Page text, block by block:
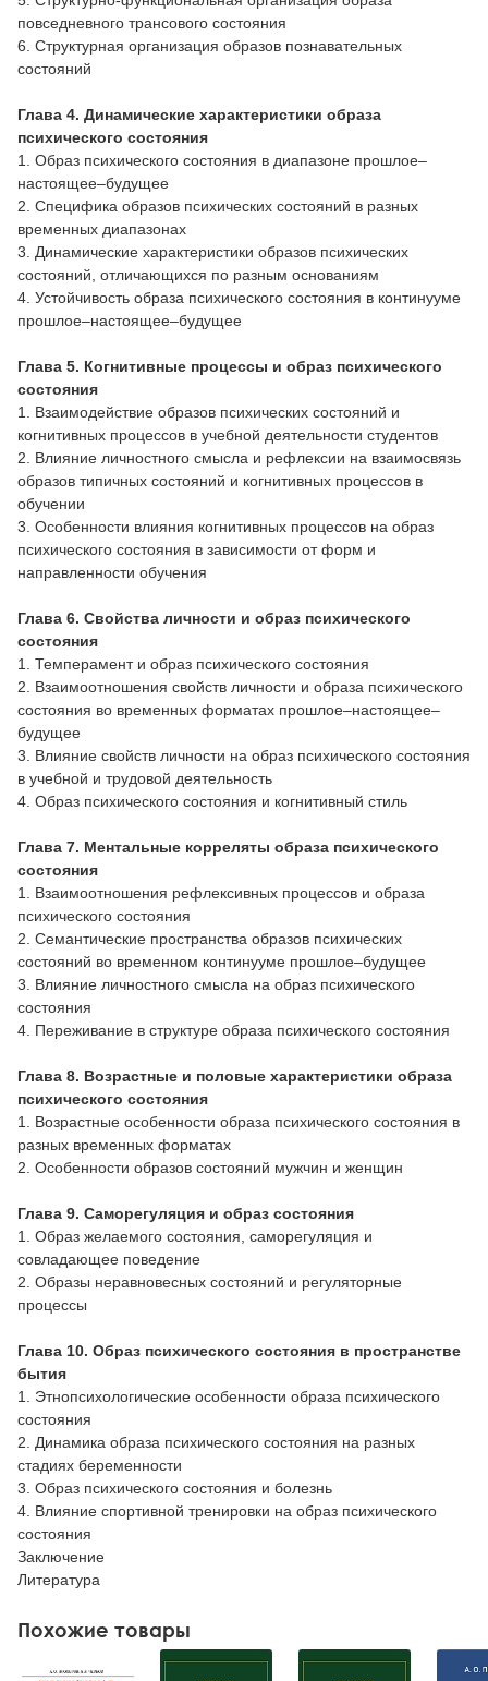
повседневного трансового состояния
6. Структурная организация образов познавательных
состояний
Глава 4. Динамические характеристики образа
психического состояния
1. Образ психического состояния в диапазоне прошлое–
настоящее–будущее
2. Специфика образов психических состояний в разных
временных диапазонах
3. Динамические характеристики образов психических
состояний, отличающихся по разным основаниям
4. Устойчивость образа психического состояния в континууме
прошлое–настоящее–будущее
Глава 5. Когнитивные процессы и образ психического
состояния
1. Взаимодействие образов психических состояний и
когнитивных процессов в учебной деятельности студентов
2. Влияние личностного смысла и рефлексии на взаимосвязь
образов типичных состояний и когнитивных процессов в
обучении
3. Особенности влияния когнитивных процессов на образ
психического состояния в зависимости от форм и
направленности обучения
Глава 6. Свойства личности и образ психического
состояния
1. Темперамент и образ психического состояния
2. Взаимоотношения свойств личности и образа психического
состояния во временных форматах прошлое–настоящее–
будущее
3. Влияние свойств личности на образ психического состояния
в учебной и трудовой деятельность
4. Образ психического состояния и когнитивный стиль
Глава 7. Ментальные корреляты образа психического
состояния
1. Взаимоотношения рефлексивных процессов и образа
психического состояния
2. Семантические пространства образов психических
состояний во временном континууме прошлое–будущее
3. Влияние личностного смысла на образ психического
состояния
4. Переживание в структуре образа психического состояния
Глава 8. Возрастные и половые характеристики образа
психического состояния
1. Возрастные особенности образа психического состояния в
разных временных форматах
2. Особенности образов состояний мужчин и женщин
Глава 9. Саморегуляция и образ состояния
1. Образ желаемого состояния, саморегуляция и
совладающее поведение
2. Образы неравновесных состояний и регуляторные
процессы
Глава 10. Образ психического состояния в пространстве
бытия
1. Этнопсихологические особенности образа психического
состояния
2. Динамика образа психического состояния на разных
стадиях беременности
3. Образ психического состояния и болезнь
4. Влияние спортивной тренировки на образ психического
состояния
Заключение
Литература
Похожие товары